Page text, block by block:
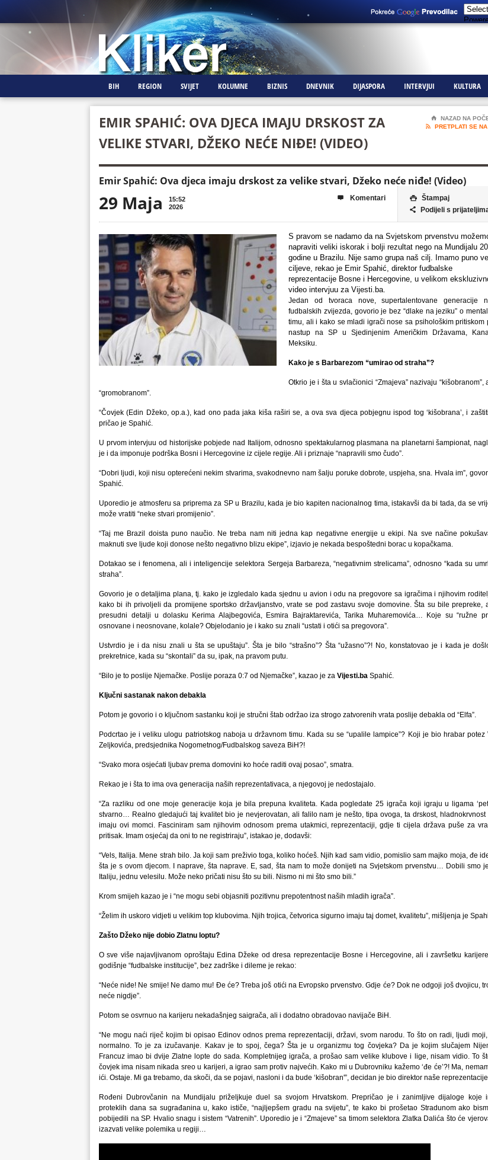
BIH REGION SVIJET KOLUMNE BIZNIS DNEVNIK DIJASPORA INTERVJUI KULTURA
EMIR SPAHIĆ: OVA DJECA IMAJU DRSKOST ZA
VELIKE STVARI, DŽEKO NEĆE NIĐE! (VIDEO)
⌂
NAZAD NA

PRETPLATI SE
Emir Spahić: Ova djeca imaju drskost za velike stvari, Džeko neće niđe! (Video)
29 Maja
15:52
2026
 Štampaj
 Podijeli s
 Komentari
S pravom se nadamo da na Svjetskom prvenstvu
napraviti veliki iskorak i bolji rezultat nego na Mundijalu
godine u Brazilu. Nije samo grupa naš cilj. Imamo puno
ciljeve, rekao je Emir Spahić, direktor fudbalske
reprezentacije Bosne i Hercegovine, u velikom
video intervjuu za Vijesti.ba.
Jedan od tvoraca nove, supertalentovane generacije
fudbalskih zvijezda, govorio je bez “dlake na jeziku” o
timu, ali i kako se mladi igrači nose sa psihološkim pritiskom
nastup na SP u Sjedinjenim Američkim Državama,
Meksiku.
Kako je s Barbarezom “umirao od straha”?
Otkrio je i šta u svlačionici “Zmajeva” nazivaju “kišobranom”,
“gromobranom”.
“Čovjek (Edin Džeko, op.a.), kad ono pada jaka kiša raširi se, a ova sva djeca pobjegnu ispod tog ‘kišobrana’, i
pričao je Spahić.
U prvom intervjuu od historijske pobjede nad Italijom, odnosno spektakularnog plasmana na planetarni šampionat,
je i da imponuje podrška Bosni i Hercegovine iz cijele regije. Ali i priznaje “napravili smo čudo”.
“Dobri ljudi, koji nisu opterećeni nekim stvarima, svakodnevno nam šalju poruke dobrote, uspjeha, sna. Hvala im”,
Spahić.
Uporedio je atmosferu sa priprema za SP u Brazilu, kada je bio kapiten nacionalnog tima, istakavši da bi tada, da se
može vratiti “neke stvari promijenio”.
“Taj me Brazil doista puno naučio. Ne treba nam niti jedna kap negativne energije u ekipi. Na sve načine
maknuti sve ljude koji donose nešto negativno blizu ekipe”, izjavio je nekada bespoštedni borac u kopačkama.
Dotakao se i fenomena, ali i inteligencije selektora Sergeja Barbareza, “negativnim strelicama”, odnosno “kada su
straha”.
Govorio je o detaljima plana, tj. kako je izgledalo kada sjednu u avion i odu na pregovore sa igračima i njihovim
kako bi ih privoljeli da promijene sportsko državljanstvo, vrate se pod zastavu svoje domovine. Šta su bile prepreke,
presudni detalji u dolasku Kerima Alajbegovića, Esmira Bajraktarevića, Tarika Muharemovića… Koje su “ružne
osnovane i neosnovane, kolale? Objelodanio je i kako su znali “ustati i otići sa pregovora”.
Ustvrdio je i da nisu znali u šta se upuštaju”. Šta je bilo “strašno”? Šta “užasno”?! No, konstatovao je i kada je
prekretnice, kada su “skontali” da su, ipak, na pravom putu.
“Bilo je to poslije Njemačke. Poslije poraza 0:7 od Njemačke”, kazao je za Vijesti.ba Spahić.
Ključni sastanak nakon debakla
Potom je govorio i o ključnom sastanku koji je stručni štab održao iza strogo zatvorenih vrata poslije debakla od “Elfa”.
Podcrtao je i veliku ulogu patriotskog naboja u državnom timu. Kada su se “upalile lampice”? Koji je bio hrabar potez
Zeljkovića, predsjednika Nogometnog/Fudbalskog saveza BiH?!
“Svako mora osjećati ljubav prema domovini ko hoće raditi ovaj posao”, smatra.
Rekao je i šta to ima ova generacija naših reprezentativaca, a njegovoj je nedostajalo.
“Za razliku od one moje generacije koja je bila prepuna kvaliteta. Kada pogledate 25 igrača koji igraju u ligama
stvarno… Realno gledajući taj kvalitet bio je nevjerovatan, ali falilo nam je nešto, tipa ovoga, ta drskost, hladnokrvnost
imaju ovi momci. Fasciniram sam njihovim odnosom prema utakmici, reprezentaciji, gdje ti cijela država puše za
pritisak. Imam osjećaj da oni to ne registriraju”, istakao je, dodavši:
“Vels, Italija. Mene strah bilo. Ja koji sam preživio toga, koliko hoćeš. Njih kad sam vidio, pomislio sam majko moja, đe
šta je s ovom djecom. I naprave, šta naprave. E, sad, šta nam to može donijeti na Svjetskom prvenstvu… Dobili smo
Italiju, jednu velesilu. Može neko pričati nisu što su bili. Nismo ni mi što smo bili.”
Krom smijeh kazao je i “ne mogu sebi objasniti pozitivnu prepotentnost naših mladih igrača”.
“Želim ih uskoro vidjeti u velikim top klubovima. Njih trojica, četvorica sigurno imaju taj domet, kvalitetu”, mišljenja je
Zašto Džeko nije dobio Zlatnu loptu?
O sve više najavljivanom oproštaju Edina Džeke od dresa reprezentacije Bosne i Hercegovine, ali i završetku
godišnje “fudbalske institucije”, bez zadrške i dileme je rekao:
“Neće niđe! Ne smije! Ne damo mu! Đe će? Treba još otići na Evropsko prvenstvo. Gdje će? Dok ne odgoji još dvojicu,
neće nigdje”.
Potom se osvrnuo na karijeru nekadašnjeg saigrača, ali i dodatno obradovao navijače BiH.
“Ne mogu naći riječ kojim bi opisao Edinov odnos prema reprezentaciji, državi, svom narodu. To što on radi, ljudi
normalno. To je za izučavanje. Kakav je to spoj, čega? Šta je u organizmu tog čovjeka? Da je kojim slučajem
Francuz imao bi dvije Zlatne lopte do sada. Kompletnijeg igrača, a prošao sam velike klubove i lige, nisam vidio. To
čovjek ima nisam nikada sreo u karijeri, a igrao sam protiv najvećih. Kako mi u Dubrovniku kažemo ‘đe će’?! Ma,
ići. Ostaje. Mi ga trebamo, da skoči, da se pojavi, nasloni i da bude ‘kišobran'”, decidan je bio direktor naše
Rođeni Dubrovčanin na Mundijalu priželjkuje duel sa svojom Hrvatskom. Prepričao je i zanimljive dijaloge koje
proteklih dana sa sugrađanina u, kako ističe, “najljepšem gradu na svijetu”, te kako bi prošetao Stradunom ako
pobijedili na SP. Hvalio snagu i sistem “Vatrenih”. Uporedio je i “Zmajeve” sa timom selektora Zlatka Dalića što će
izazvati velike polemika u regiji…